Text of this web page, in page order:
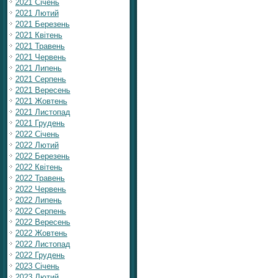
2021 Січень
2021 Лютий
2021 Березень
2021 Квітень
2021 Травень
2021 Червень
2021 Липень
2021 Серпень
2021 Вересень
2021 Жовтень
2021 Листопад
2021 Грудень
2022 Січень
2022 Лютий
2022 Березень
2022 Квітень
2022 Травень
2022 Червень
2022 Липень
2022 Серпень
2022 Вересень
2022 Жовтень
2022 Листопад
2022 Грудень
2023 Січень